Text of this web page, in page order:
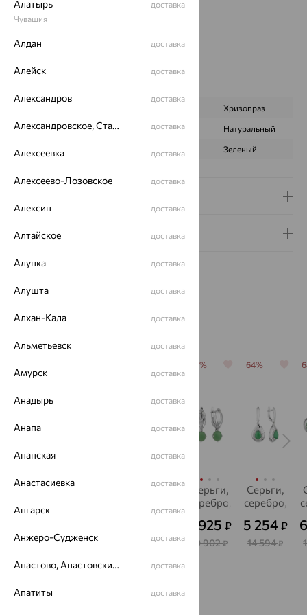
Вид покрытия:
Тип серег:
Цвет вставки:
Наименование цвета вставки:
Зеленый
Хризопраз
ПРОИСХОЖДЕНИЕ Искусственный Натуральный
Зеленый
Гарантия и возврат
Похожие изделия
Серьги,
хризопраз
12 213₽ 10 764
Серьги,
хризопраз
11 661₽
64%
Серьги,
серебро,
3 925₽
10 902₽
64%
Серьги,
серебро,
5 254 ₽
14 594₽
Алатырь
Чувашия
доставка
Алдан доставка
Алейск доставка
Александров доставка
Александровское, Ставропольский край доставка
Алексеевка доставка
Алексеево-Лозовское доставка
Алексин доставка
Алтайское доставка
Алупка доставка
Алушта доставка
Алхан-Кала доставка
Альметьевск доставка
Амурск доставка
Анадырь доставка
Анапа доставка
Анапская доставка
Анастасиевка доставка
Ангарск доставка
Анжеро-Судженск доставка
Апастово, Апастовский район доставка
Апатиты доставка